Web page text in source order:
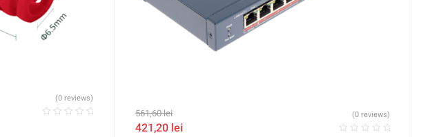
(0 reviews)
561,60lei
421,20 lei
(0 reviews)